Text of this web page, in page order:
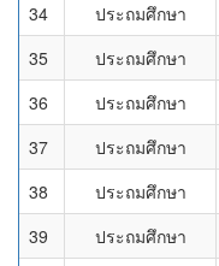
34
ประถมศึกษา
35
ประถมศึกษา
36
ประถมศึกษา
37
ประถมศึกษา
38
ประถมศึกษา
39
ประถมศึกษา